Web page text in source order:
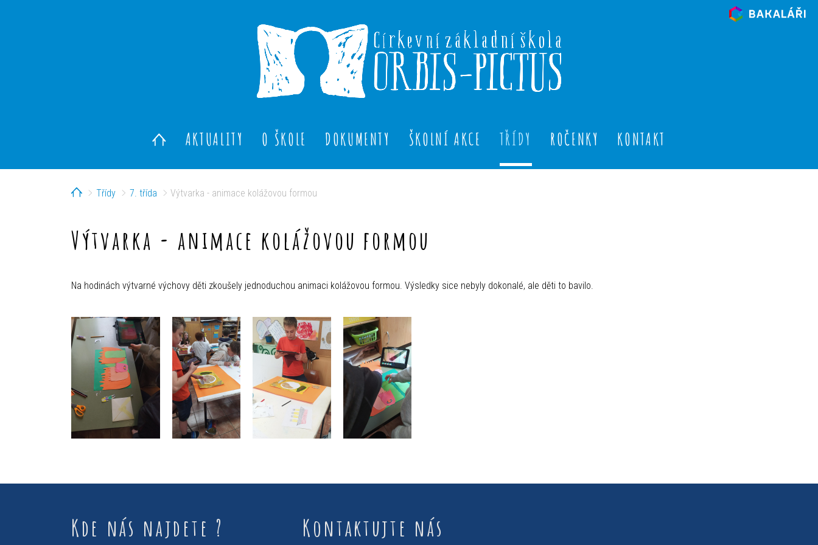
AKTUALITY O ŠKOLE DOKUMENTY ŠKOLNÍ AKCE TŘÍDY ROČENKY KONTAKT
HomeTřídy 7. třída Výtvarka - animace kolážovou formou
Výtvarka - animace kolážovou formou
Na hodinách výtvarné výchovy děti zkoušely jednoduchou animaci kolážovou formou. Výsledky sice nebyly dokonalé, ale děti to bavilo.
Kde nás najdete ? Kontaktujte nás